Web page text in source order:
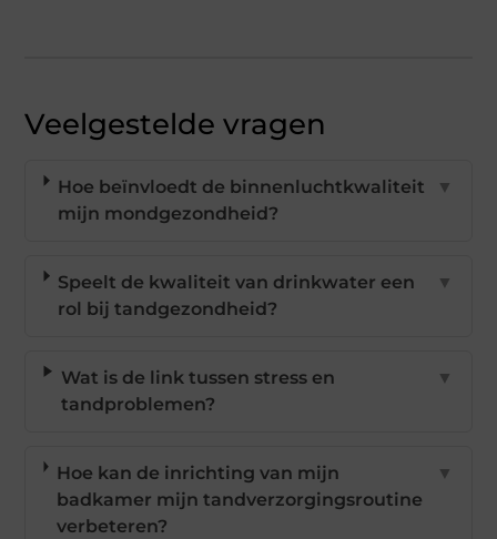
Veelgestelde vragen
Hoe beïnvloedt de binnenluchtkwaliteit
mijn mondgezondheid?
▼
Speelt de kwaliteit van drinkwater een
rol bij tandgezondheid?
▼
Wat is de link tussen stress en
tandproblemen?
▼
Hoe kan de inrichting van mijn
badkamer mijn tandverzorgingsroutine
verbeteren?
▼